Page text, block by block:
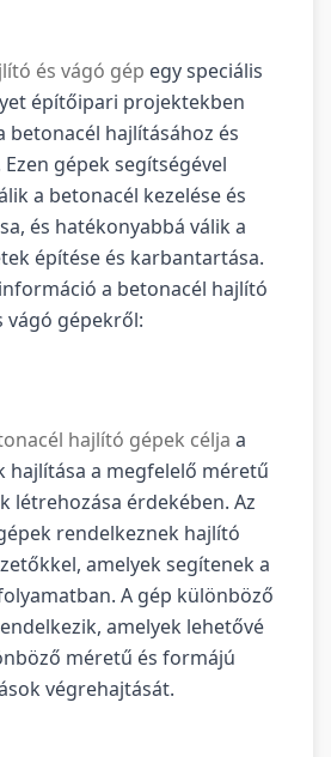
és vágó gép egy speciális
építőipari projektekben
betonacél hajlításához és
gépek segítségével
a betonacél kezelése és
és hatékonyabbá válik a
építése és karbantartása.
a betonacél hajlító
vágó gépekről:
hajlító gépek célja a
hajlítása a megfelelő méretű
létrehozása érdekében. Az
rendelkeznek hajlító
amelyek segítenek a
A gép különböző
amelyek lehetővé
méretű és formájú
végrehajtását.